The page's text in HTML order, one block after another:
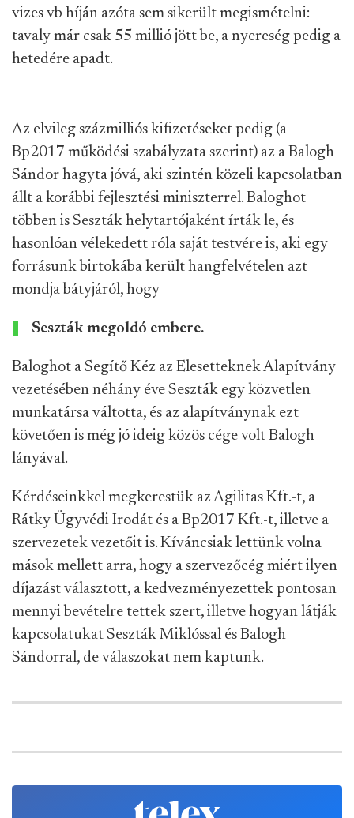
vizes vb híján azóta sem sikerült megismételni:
tavaly már csak 55 millió jött be, a nyereség pedig a
hetedére apadt.
Az elvileg százmilliós kifizetéseket pedig (a
Bp2017 működési szabályzata szerint) az a Balogh
Sándor hagyta jóvá, aki szintén közeli kapcsolatban
állt a korábbi fejlesztési miniszterrel. Baloghot
többen is Seszták helytartójaként írták le, és
hasonlóan vélekedett róla saját testvére is, aki egy
forrásunk birtokába került hangfelvételen azt
mondja bátyjáról, hogy
Seszták megoldó embere.
Baloghot a Segítő Kéz az Elesetteknek Alapítvány
vezetésében néhány éve Seszták egy közvetlen
munkatársa váltotta, és az alapítványnak ezt
követően is még jó ideig közös cége volt Balogh
lányával.
Kérdéseinkkel megkerestük az Agilitas Kft.-t, a
Rátky Ügyvédi Irodát és a Bp2017 Kft.-t, illetve a
szervezetek vezetőit is. Kíváncsiak lettünk volna
mások mellett arra, hogy a szervezőcég miért ilyen
díjazást választott, a kedvezményezettek pontosan
mennyi bevételre tettek szert, illetve hogyan látják
kapcsolatukat Seszták Miklóssal és Balogh
Sándorral, de válaszokat nem kaptunk.